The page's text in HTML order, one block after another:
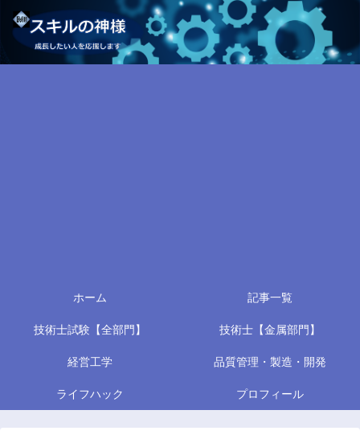
ホーム 記事一覧
技術士試験【全部門】 技術士【金属部門】
経営工学 品質管理・製造・開発
ライフハック プロフィール